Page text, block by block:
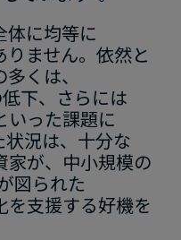
体に​均等に​
ません。​依然と​
くは、​
下、​さらには​
いった​課題に​
況は、​十分な​
家が、​中小規模の​
図られた​
を​支援する​好機を​